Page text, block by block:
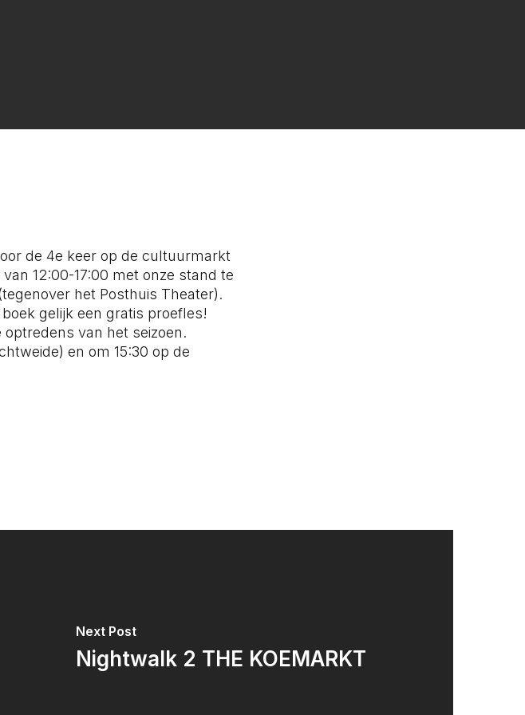
de 4e keer op de cultuurmarkt
12:00-17:00 met onze stand te
het Posthuis Theater).
gelijk een gratis proefles!
van het seizoen.
en om 15:30 op de
Next Post
Nightwalk 2 THE KOEMARKT